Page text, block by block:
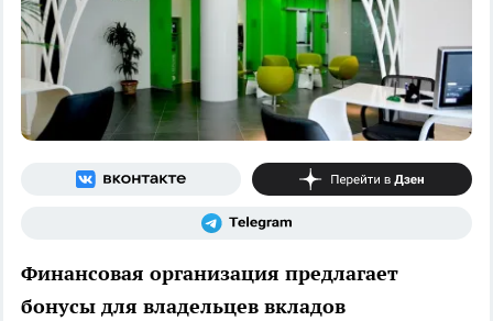
Финансовая организация предлагает
бонусы для владельцев вкладов